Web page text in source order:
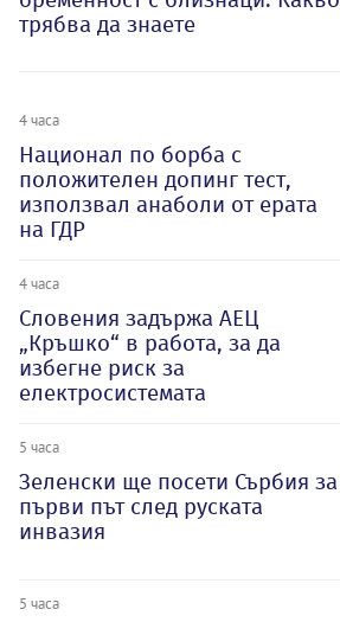
трябва да знаете
4 часа
Национал по борба с
положителен допинг тест,
използвал анаболи от ерата
на ГДР
4 часа
Словения задържа АЕЦ
„Кръшко“ в работа, за да
избегне риск за
електросистемата
5 часа
Зеленски ще посети Сърбия за
първи път след руската
инвазия
5 часа